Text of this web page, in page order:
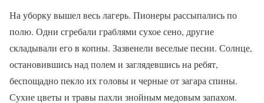
На уборку вышел весь лагерь. Пионеры рассыпались по
полю. Одни сгребали граблями сухое сено, другие
складывали его в копны. Зазвенели веселые песни. Солнце,
остановившись над полем и заглядевшись на ребят,
беспощадно пекло их головы и черные от загара спины.
Сухие цветы и травы пахли знойным медовым запахом.